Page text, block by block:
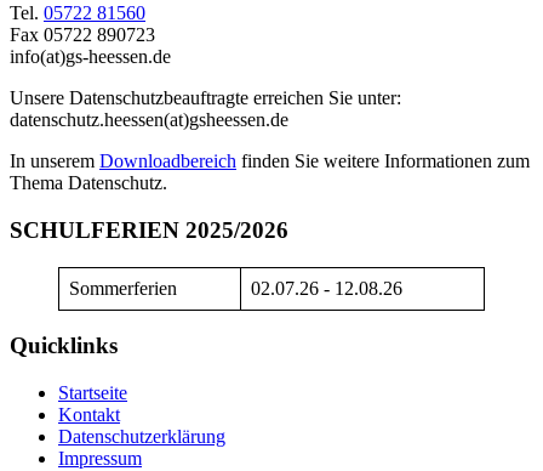
Tel. 05722 81560
Fax 05722 890723
info(at)gs-heessen.de
Unsere Datenschutzbeauftragte erreichen Sie unter:
datenschutz.heessen(at)gsheessen.de
In unserem Downloadbereich finden Sie weitere Informationen zum
Thema Datenschutz.
SCHULFERIEN 2025/2026
Sommerferien 02.07.26 - 12.08.26
Quicklinks
Startseite
Kontakt
Datenschutzerklärung
Impressum